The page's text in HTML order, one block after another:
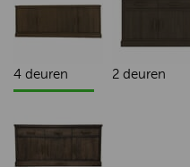
4 deuren 2 deuren